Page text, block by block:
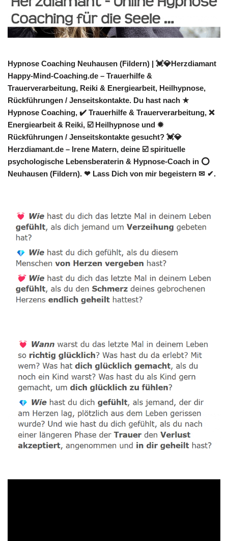
Hypnose Coaching Neuhausen (Fildern) | 💓️💎Herzdiamant
Happy-Mind-Coaching.de – Trauerhilfe &
Trauerverarbeitung, Reiki & Energiearbeit, Heilhypnose,
Rückführungen / Jenseitskontakte. Du hast nach ★
Hypnose Coaching, ✔️ Trauerhilfe & Trauerverarbeitung, ❌
Energiearbeit & Reiki, ☑️ Heilhypnose und ✹
Rückführungen / Jenseitskontakte gesucht? 💓️💎
Herzdiamant.de – Irene Matern, deine ☑️ spirituelle
psychologische Lebensberaterin & Hypnose-Coach in ⭕
Neuhausen (Fildern). ❤ Lass Dich von mir begeistern ✉ ✔.